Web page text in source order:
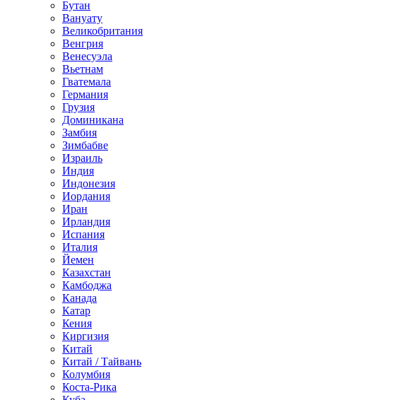
Бутан
Вануату
Великобритания
Венгрия
Венесуэла
Вьетнам
Гватемала
Германия
Грузия
Доминикана
Замбия
Зимбабве
Израиль
Индия
Индонезия
Иордания
Иран
Ирландия
Испания
Италия
Йемен
Казахстан
Камбоджа
Канада
Катар
Кения
Киргизия
Китай
Китай / Тайвань
Колумбия
Коста-Рика